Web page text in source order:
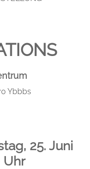
Ybbbs
25. Juni
Uhr